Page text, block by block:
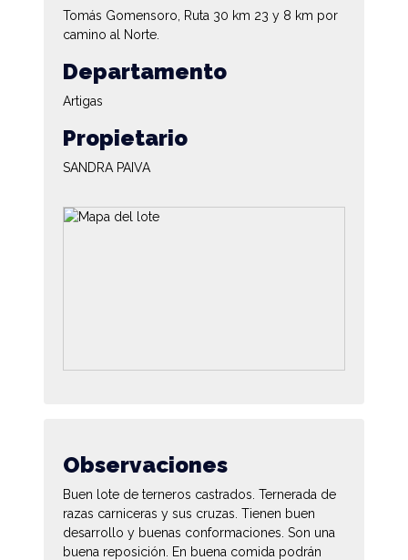
Tomás Gomensoro, Ruta 30 km 23 y 8 km por
camino al Norte.
Departamento
Artigas
Propietario
SANDRA PAIVA
Observaciones
Buen lote de terneros castrados. Ternerada de
razas carniceras y sus cruzas. Tienen buen
desarrollo y buenas conformaciones. Son una
buena reposición. En buena comida podrán